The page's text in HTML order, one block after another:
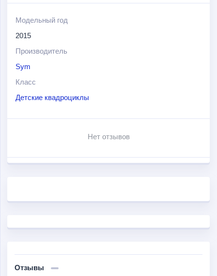
управлением, проходимостью, предсказуемостью и
небольшой скоростью движения для безопасного
Оснащен 4х-тактный двигателем объемом в 49,9 см
мощностью в 2 л.с. Конструкция квадроцикла также
дополнена надежными гидравлическими тормозами и
амортизаторами.
Модельный год
2015
Производитель
Sym
Класс
Детские квадроциклы
Нет отзывов
Отзывы